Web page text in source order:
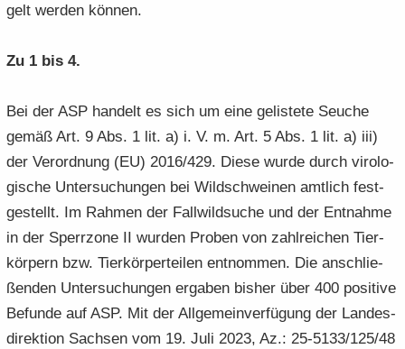
gelt wer­den kön­nen.
Zu 1 bis 4.
Bei der ASP han­delt es sich um eine ge­lis­te­te Seu­che
gemäß Art. 9 Abs. 1 lit. a) i. V. m. Art. 5 Abs. 1 lit. a) iii)
der Ver­ord­nung (EU) 2016/429. Diese wurde durch vi­ro­lo­
gi­sche Un­ter­su­chun­gen bei Wild­schwei­nen amt­lich fest­
ge­stellt. Im Rah­men der Fall­wild­su­che und der Ent­nah­me
in der Sperr­zo­ne II wur­den Pro­ben von zahl­rei­chen Tier­
kör­pern bzw. Tier­kör­per­tei­len ent­nom­men. Die an­schlie­
ßen­den Un­ter­su­chun­gen er­ga­ben bis­her über 400 po­si­ti­ve
Be­fun­de auf ASP. Mit der All­ge­mein­ver­fü­gung der Lan­des­
di­rek­ti­on Sach­sen vom 19. Juli 2023, Az.: 25-5133/125/48